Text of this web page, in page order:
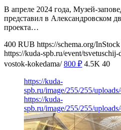
В апреле 2024 года, Музей-
представил в Александровском
проекта…
400 RUB https://schema.org/InStock
https://kuda-spb.ru/event/
vostok-kokedama/ 800 ₽ 4.5K 40
https://kuda-
spb.ru/image/255/255/
https://kuda-
spb.ru/image/255/255/